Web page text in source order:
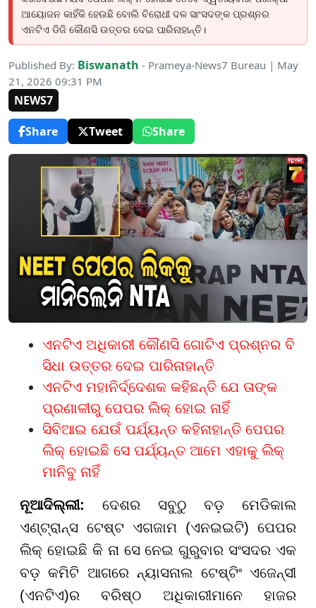
ଆୟୋଜନ କାହିଁକି ହେଉଛି ବୋଲି ବିରୋଧୀ ଦଳ ସାଂସଦଙ୍କ ପ୍ରଶ୍ନର
ଏନଟିଏ ଡିଜି କୌଣସି ଉତ୍ତର ଦେଇ ପାରିନାହାନ୍ତି।
Published By: Biswanath - Prameya-News7 Bureau | May
21, 2026 09:31 PM
NEWS7
Share
Tweet Share
ଏନଟିଏ ଅଧିକାରୀ କୌଣସି ଗୋଟିଏ ପ୍ରଶ୍ନର ବି
ସିଧା ଉତ୍ତର ଦେଇ ପାରିନାହାନ୍ତି
ଏନଟିଏ ମହାନିର୍ଦ୍ଦେଶକ କହିଛନ୍ତି ଯେ ତାଙ୍କ
ପ୍ରଣାଳୀରୁ ପେପର ଲିକ୍ ହୋଇ ନାହିଁ
ସିବିଆଇ ଯେଉଁ ପର୍ଯ୍ୟନ୍ତ କହିନାହାନ୍ତି ପେପର
ଲିକ୍ ହୋଇଛି ସେ ପର୍ଯ୍ୟନ୍ତ ଆମେ ଏହାକୁ ଲିକ୍
ମାନିବୁ ନାହିଁ
ନୂଆଦିଲ୍ଲୀ: ଦେଶର ସବୁଠୁ ବଡ଼ ମେଡିକାଲ
ଏଣ୍ଟ୍ରାନ୍ସ ଟେଷ୍ଟ ଏଗଜାମ (ଏନଇଇଟି) ପେପର
ଲିକ୍ ହୋଇଛି କି ନା ସେ ନେଇ ଗୁରୁବାର ସଂସଦର ଏକ
ବଡ଼ କମିଟି ଆଗରେ ନ୍ୟାସନାଲ ଟେଷ୍ଟିଂ ଏଜେନ୍ସୀ
(ଏନଟିଏ)ର ବରିଷ୍ଠ ଅଧିକାରୀମାନେ ହାଜର